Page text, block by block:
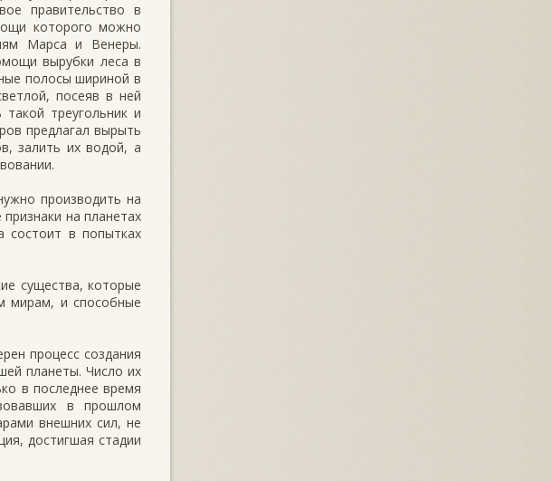
правительство в
которого можно
Марса и Венеры.
вырубки леса в
полосы шириной в
посеяв в ней
треугольник и
предлагал вырыть
залить их водой, а
производить на
на планетах
состоит в попытках
существа, которые
мирам, и способные
процесс создания
планеты. Число их
в последнее время
в прошлом
внешних сил, не
достигшая стадии